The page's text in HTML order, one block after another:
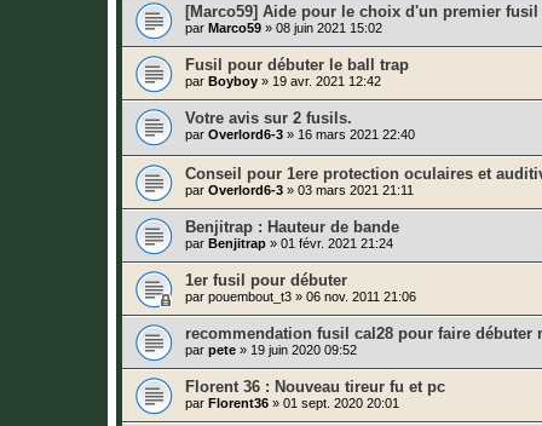
[Marco59] Aide pour le choix d'un premier
par Marco59 » 08 juin 2021 15:02
Fusil pour débuter le ball trap
par Boyboy » 19 avr. 2021 12:42
Votre avis sur 2 fusils.
par Overlord6-3 » 16 mars 2021 22:40
Conseil pour 1ere protection oculaires et
par Overlord6-3 » 03 mars 2021 21:11
Benjitrap : Hauteur de bande
par Benjitrap » 01 févr. 2021 21:24
1er fusil pour débuter
par pouembout_t3 » 06 nov. 2011 21:06
recommendation fusil cal28 pour faire débuter
par pete » 19 juin 2020 09:52
Florent 36 : Nouveau tireur fu et pc
par Florent36 » 01 sept. 2020 20:01